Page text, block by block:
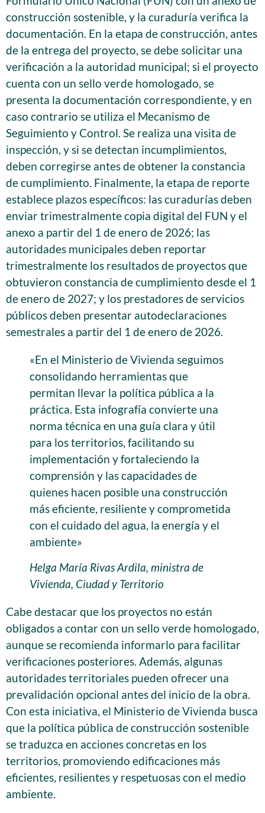
construcción sostenible, y la curaduría verifica la
documentación. En la etapa de construcción, antes
de la entrega del proyecto, se debe solicitar una
verificación a la autoridad municipal; si el proyecto
cuenta con un sello verde homologado, se
presenta la documentación correspondiente, y en
caso contrario se utiliza el Mecanismo de
Seguimiento y Control. Se realiza una visita de
inspección, y si se detectan incumplimientos,
deben corregirse antes de obtener la constancia
de cumplimiento. Finalmente, la etapa de reporte
establece plazos específicos: las curadurías deben
enviar trimestralmente copia digital del FUN y el
anexo a partir del 1 de enero de 2026; las
autoridades municipales deben reportar
trimestralmente los resultados de proyectos que
obtuvieron constancia de cumplimiento desde el 1
de enero de 2027; y los prestadores de servicios
públicos deben presentar autodeclaraciones
semestrales a partir del 1 de enero de 2026.
«En el Ministerio de Vivienda seguimos
consolidando herramientas que
permitan llevar la política pública a la
práctica. Esta infografía convierte una
norma técnica en una guía clara y útil
para los territorios, facilitando su
implementación y fortaleciendo la
comprensión y las capacidades de
quienes hacen posible una construcción
más eficiente, resiliente y comprometida
con el cuidado del agua, la energía y el
ambiente»
Helga María Rivas Ardila, ministra de
Vivienda, Ciudad y Territorio
Cabe destacar que los proyectos no están
obligados a contar con un sello verde homologado,
aunque se recomienda informarlo para facilitar
verificaciones posteriores. Además, algunas
autoridades territoriales pueden ofrecer una
prevalidación opcional antes del inicio de la obra.
Con esta iniciativa, el Ministerio de Vivienda busca
que la política pública de construcción sostenible
se traduzca en acciones concretas en los
territorios, promoviendo edificaciones más
eficientes, resilientes y respetuosas con el medio
ambiente.